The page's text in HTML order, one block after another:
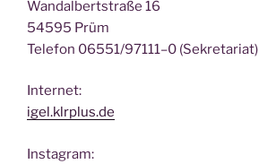
Wan­dal­bert­stra­ße 16
54595 Prüm
Tele­fon 06551/97111–0 (Sekre­ta­ri­at)
Inter­net:
igel.klrplus.de
Insta­gram: